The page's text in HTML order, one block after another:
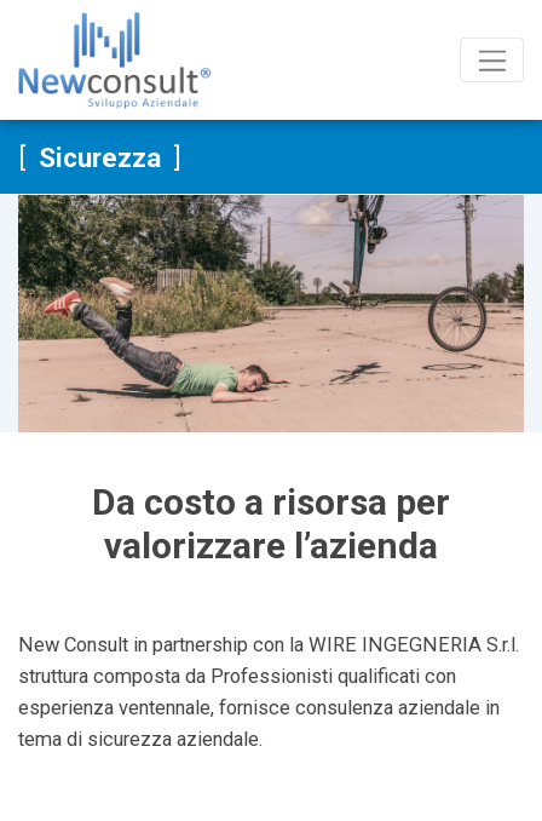
Salta al contenuto
Sicurezza
Da costo a risorsa per
valorizzare l’azienda
New Consult in partnership con la WIRE INGEGNERIA S.r.l.
struttura composta da Professionisti qualificati con
esperienza ventennale, fornisce consulenza aziendale in
tema di sicurezza aziendale.